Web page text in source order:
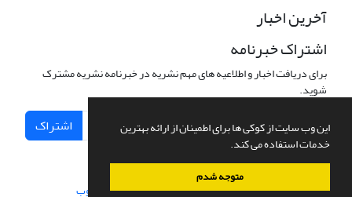
این وب سایت از کوکی ها برای اطمینان از ارائه بهترین
خدمات استفاده می کند.
متوجه شدم
آخرین اخبار
اشتراک خبرنامه
برای دریافت اخبار و اطلاعیه های مهم نشریه در خبرنامه نشریه مشترک
شوید.
اشتراک
سامانه مدیریت نشریات علمی.طراحی و پیاده سازی از سیناوب